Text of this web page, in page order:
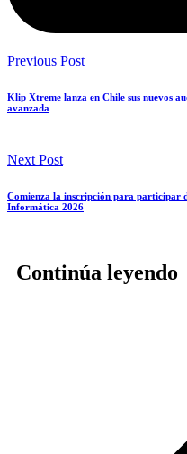
Previous Post
Klip Xtreme lanza en Chile sus nuevos
avanzada
Next Post
Comienza la inscripción para participar
Informática 2026
Continúa leyendo